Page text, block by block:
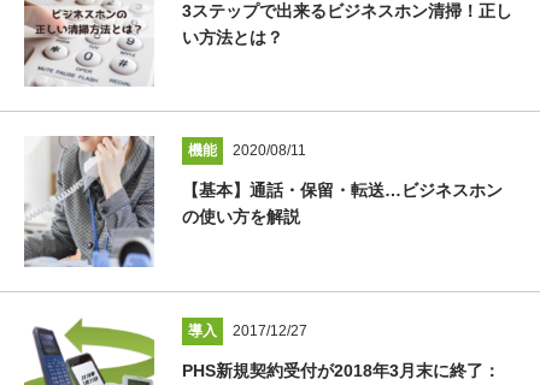
3ステップで出来るビジネスホン清掃！正し
い方法とは？
機能 2020/08/11
【基本】通話・保留・転送…ビジネスホン
の使い方を解説
導入 2017/12/27
PHS新規契約受付が2018年3月末に終了：